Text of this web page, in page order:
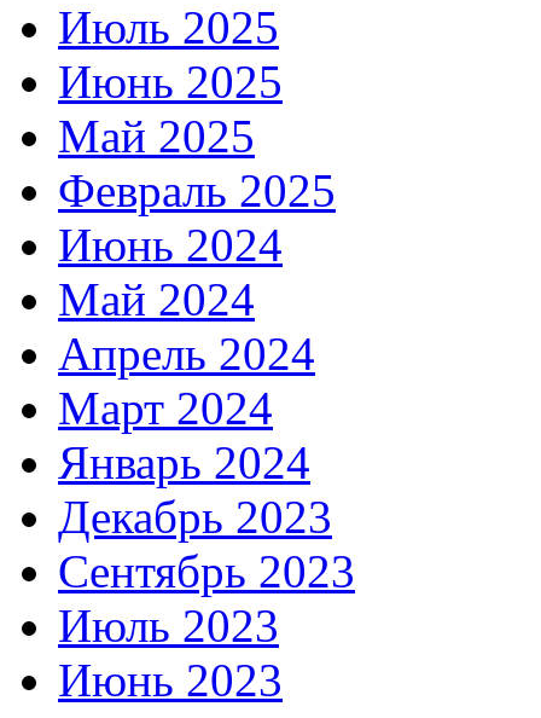
Июль 2025
Июнь 2025
Май 2025
Февраль 2025
Июнь 2024
Май 2024
Апрель 2024
Март 2024
Январь 2024
Декабрь 2023
Сентябрь 2023
Июль 2023
Июнь 2023